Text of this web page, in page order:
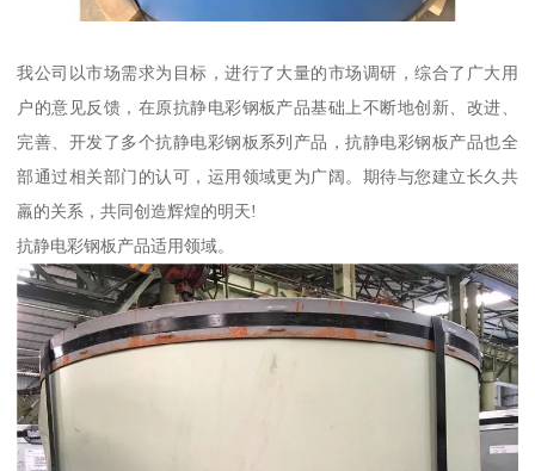
我公司以市场需求为目标，进行了大量的市场调研，综合了广大用
户的意见反馈，在原抗静电彩钢板产品基础上不断地创新、改进、
完善、开发了多个抗静电彩钢板系列产品，抗静电彩钢板产品也全
部通过相关部门的认可，运用领域更为广阔。期待与您建立长久共
羸的关系，共同创造辉煌的明天!
抗静电彩钢板产品适用领域。